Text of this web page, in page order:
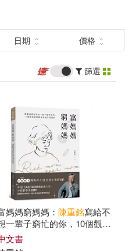
日期 價格
篩選
媽媽窮媽媽： 陳重銘寫給不
一輩子窮忙的你，10個觀念
領薪水到領千萬股利
文書